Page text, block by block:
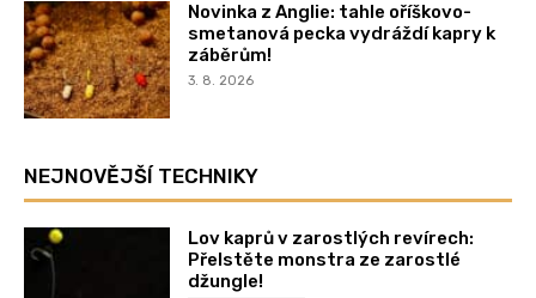
Novinka z Anglie: tahle oříškovo-
smetanová pecka vydráždí kapry k
záběrům!
3. 8. 2026
NEJNOVĚJŠÍ TECHNIKY
Lov kaprů v zarostlých revírech:
Přelstěte monstra ze zarostlé
džungle!